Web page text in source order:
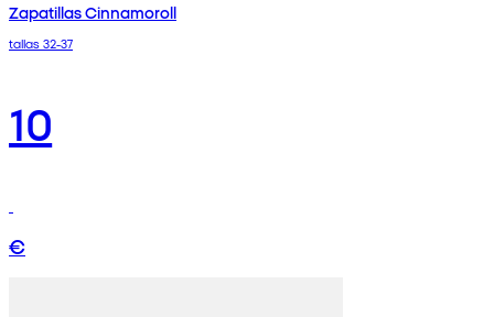
Zapatillas Cinnamoroll
tallas 32-37
10
€